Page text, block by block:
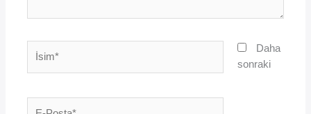
Daha
sonraki